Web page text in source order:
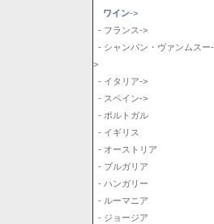
ワイン->
- フランス->
- シャンパン・ヴァンムスー-
>
- イタリア->
- スペイン->
- ポルトガル
- イギリス
- オーストリア
- ブルガリア
- ハンガリー
- ルーマニア
- ジョージア